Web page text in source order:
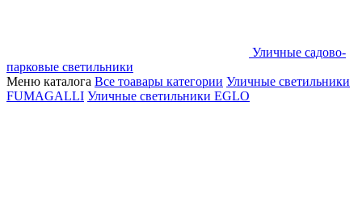
Уличные садово-
парковые светильники
Меню каталога Все тоавары категории Уличные светильники
FUMAGALLI Уличные светильники EGLO